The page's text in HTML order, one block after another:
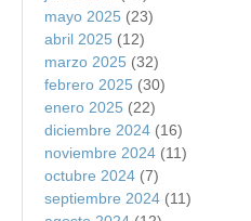
mayo 2025 (23)
abril 2025 (12)
marzo 2025 (32)
febrero 2025 (30)
enero 2025 (22)
diciembre 2024 (16)
noviembre 2024 (11)
octubre 2024 (7)
septiembre 2024 (11)